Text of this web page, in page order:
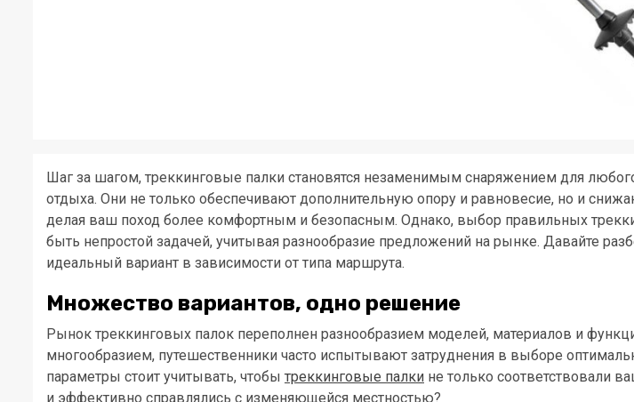
Шаг за шагом, треккинговые палки становятся незаменимым снаряжением для
отдыха. Они не только обеспечивают дополнительную опору и равновесие, но и
делая ваш поход более комфортным и безопасным. Однако, выбор правильных
быть непростой задачей, учитывая разнообразие предложений на рынке. Давайте
идеальный вариант в зависимости от типа маршрута.
Множество вариантов, одно решение
Рынок треккинговых палок переполнен разнообразием моделей, материалов и
многообразием, путешественники часто испытывают затруднения в выборе
параметры стоит учитывать, чтобы треккинговые палки не только соответствовали
и эффективно справлялись с изменяющейся местностью?